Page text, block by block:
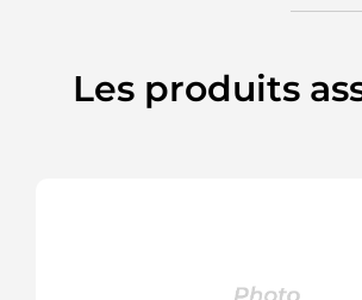
Les produits